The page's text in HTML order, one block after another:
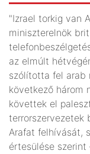
"Izrael torkig van
miniszterelnök
az elmúlt
szólította fel arab
következő három
követtek el
terrorszervezetek
Arafat felhívását,
értesülése